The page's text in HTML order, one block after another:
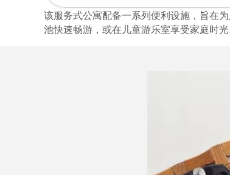
该服务式公寓配备一系列便利设施，旨在
池快速畅游，或在儿童游乐室享受家庭时光